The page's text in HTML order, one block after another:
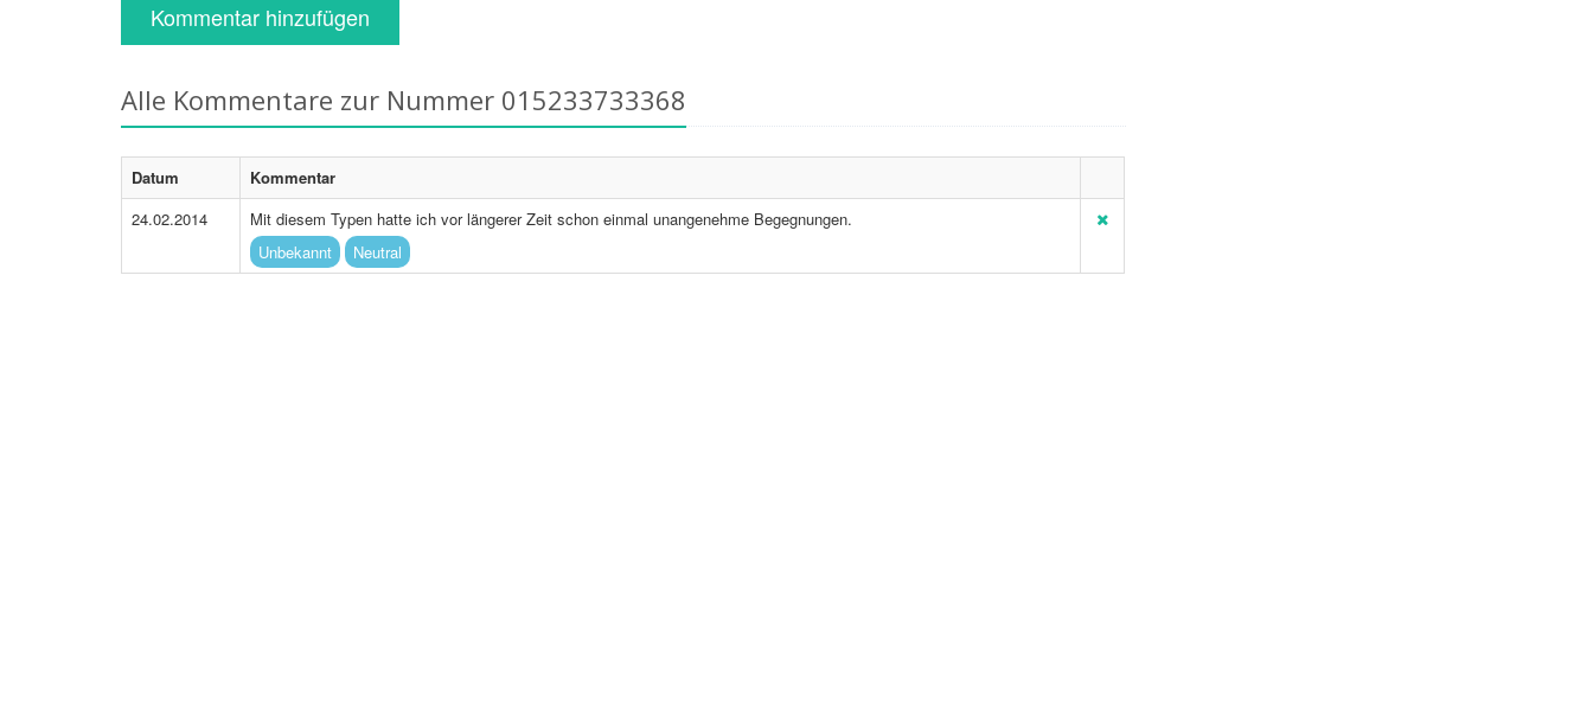
Kommentar hinzufügen
Alle Kommentare zur Nummer 015233733368
Datum
Kommentar
24.02.2014
Mit diesem Typen hatte ich vor längerer Zeit schon einmal unangenehme Begegnungen.
Unbekannt
Neutral